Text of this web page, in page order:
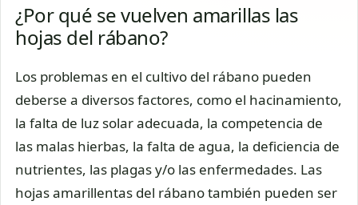
¿Por qué se vuelven amarillas las
hojas del rábano?
Los problemas en el cultivo del rábano pueden
deberse a diversos factores, como el hacinamiento,
la falta de luz solar adecuada, la competencia de
las malas hierbas, la falta de agua, la deficiencia de
nutrientes, las plagas y/o las enfermedades. Las
hojas amarillentas del rábano también pueden ser